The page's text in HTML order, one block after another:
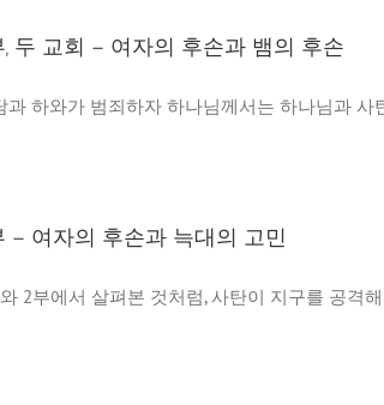
, 두 교회 – 여자의 후손과 뱀의 후손
과 하와가 범죄하자 하나님께서는 하나님과
– 여자의 후손과 늑대의 고민
2부에서 살펴본 것처럼, 사탄이 지구를 공격